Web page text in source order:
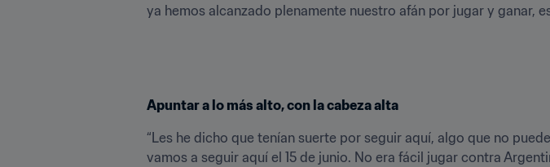
ya hemos alcanzado plenamente nuestro afán por jugar y ganar,
Apuntar a lo más alto, con la cabeza alta
“Les he dicho que tenían suerte por seguir aquí, algo que no
vamos a seguir aquí el 15 de junio. No era fácil jugar contra